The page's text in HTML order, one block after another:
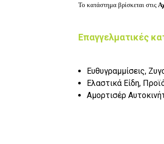
Το κατάστημα βρίσκεται στις
Επαγγελματικές
Ευθυγραμμίσεις,
Ελαστικά Είδη,
Αμορτισέρ